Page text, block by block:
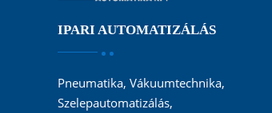
IPARI AUTOMATIZÁLÁS
Pneumatika, Vákuumtechnika,
Szelepautomatizálás,